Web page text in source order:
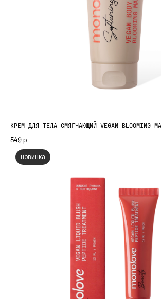
КРЕМ ДЛЯ ТЕЛА СМЯГЧАЮЩИЙ VEGAN BLOOMING
549р.
новинка